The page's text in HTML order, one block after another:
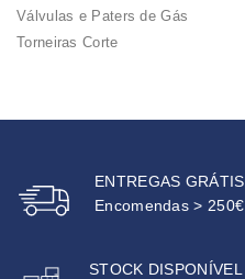
Válvulas e Paters de Gás
Torneiras Corte
ENTREGAS GRÁTIS
Encomendas > 250€
STOCK DISPONÍVEL